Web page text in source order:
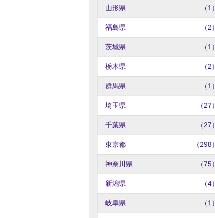
山形県 （1）
福島県 （2）
茨城県 （1）
栃木県 （2）
群馬県 （1）
埼玉県 （27）
千葉県 （27）
東京都 （298）
神奈川県 （75）
新潟県 （4）
岐阜県 （1）